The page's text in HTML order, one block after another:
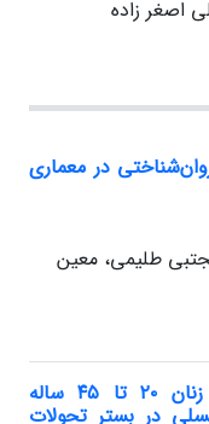
اصغر زاده
در معماری
طلیمی، معین
واکاوی پدیدارشناختی تجربه زیسته زنان ۲۰ تا ۴۵ ساله
در بستر تحولات